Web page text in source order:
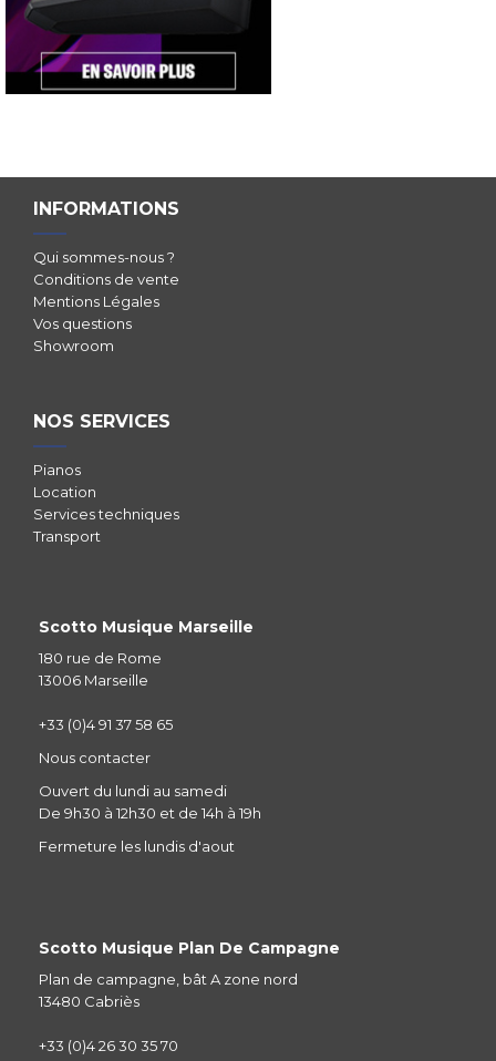
INFORMATIONS
Qui sommes-nous ?
Conditions de vente
Mentions Légales
Vos questions
Showroom
NOS SERVICES
Pianos
Location
Services techniques
Transport
Scotto Musique Marseille
180 rue de Rome
13006 Marseille
+33 (0)4 91 37 58 65
Nous contacter
Ouvert du lundi au samedi
De 9h30 à 12h30 et de 14h à 19h
Fermeture les lundis d'aout
Scotto Musique Plan De Campagne
Plan de campagne, bât A zone nord
13480 Cabriès
+33 (0)4 26 30 35 70